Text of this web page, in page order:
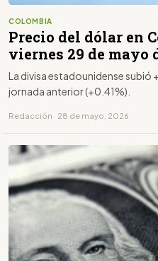
COLOMBIA
Precio del dólar en
viernes 29 de mayo
La divisa estadounidense subió
jornada anterior (+0.41%).
Redacción · 28 de mayo, 2026